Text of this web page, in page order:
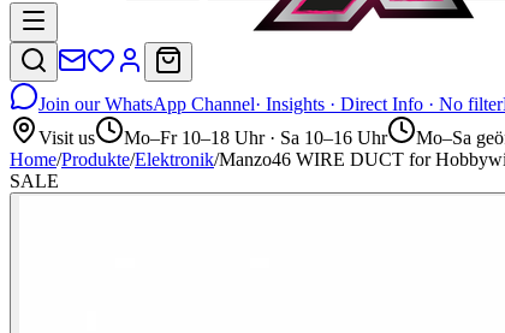
Join our WhatsApp Channel· Insights · Direct Info · No filter
Visit us
Mo–Fr 10–18 Uhr · Sa 10–16 Uhr
Mo–Sa
Home/Produkte/Elektronik/Manzo46 WIRE DUCT for
SALE